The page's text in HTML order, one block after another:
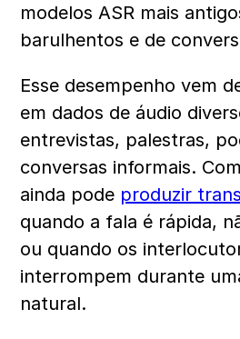
modelos ASR mais
barulhentos e de
Esse desempenho vem
em dados de áudio
entrevistas, palestras,
conversas informais.
ainda pode produzir
quando a fala é rápida,
ou quando os
interrompem durante
natural.